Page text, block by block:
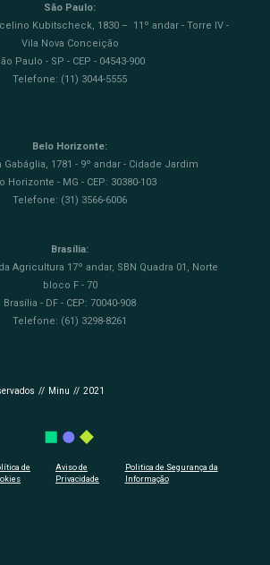
São Paulo:
Kubitscheck, 1830 – 11º andar - Torre IV -
Vila Nova Conceição
Paulo - SP - CEP - 04543-900
Telefone: (11) 3044-5555
Belo Horizonte:
Gabáglia, 1781 - 9º andar - Cidade Jardim
Horizonte - MG - CEP: 30380-103
Telefone: (31) 3566-6006
Brasília:
Agricultura 17º andar, SBN Quadra 01, Norte
bloco F - 70
Brasília - DF - CEP: 70040-908
Telefone: (61) 3298-8261
// Minu // 2021
de
Aviso de
Privacidade
Politica de Segurança da
Informação